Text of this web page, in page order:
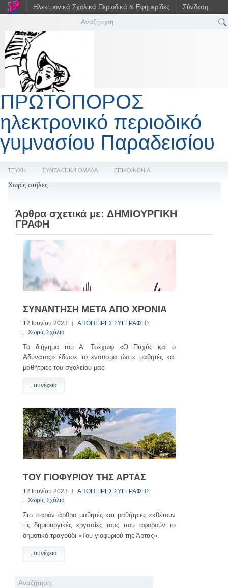
ΠΡΩΤΟΠΟΡΟΣ
ηλεκτρονικό περιοδικό
γυμνασίου Παραδεισίου
ΤΕΥΧΗ ΣΥΝΤΑΚΤΙΚΗ ΟΜΑΔΑ ΕΠΙΚΟΙΝΩΝΙΑ
Χωρίς στήλες
Άρθρα σχετικά με: ΔΗΜΙΟΥΡΓΙΚΗ
ΓΡΑΦΗ
ΣΥΝΑΝΤΗΣΗ ΜΕΤΑ ΑΠΟ ΧΡΟΝΙΑ
12 Ιουνίου 2023
ΑΠΟΠΕΙΡΕΣ ΣΥΓΓΡΑΦΗΣ
Χωρίς Σχόλια
Το διήγημα του Α. Τσέχωφ «Ο Παχύς και ο
Αδύνατος» έδωσε το έναυσμα ώστε μαθητές και
μαθήτριες του σχολείου μας
..συνέχεια
ΤΟΥ ΓΙΟΦΥΡΙΟΥ ΤΗΣ ΑΡΤΑΣ
12 Ιουνίου 2023
ΑΠΟΠΕΙΡΕΣ ΣΥΓΓΡΑΦΗΣ
Χωρίς Σχόλια
Στο παρόν άρθρο μαθητές και μαθήτριες εκθέτουν
τις δημιουργικές εργασίες τους που αφορούν το
δημοτικό τραγούδι «Του γιοφυριού της Άρτας».
..συνέχεια
Ηλεκτρονικά Σχολικά Περιοδικά & Εφημερίδες Σύνδεση